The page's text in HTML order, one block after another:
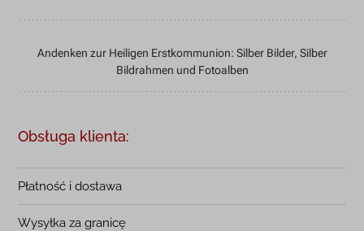
Andenken zur Heiligen Erstkommunion: Silber Bilder, Silber
Bildrahmen und Fotoalben
Obsługa klienta:
Płatność i dostawa
Wysyłka za granicę